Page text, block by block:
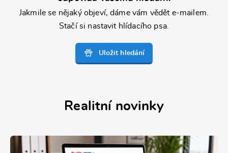
Jakmile se nějaký objeví, dáme vám vědět e-mailem.
Stačí si nastavit hlídacího psa.
Realitní novinky